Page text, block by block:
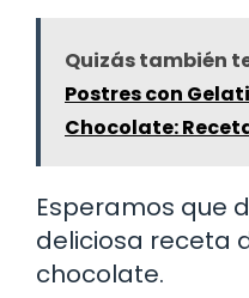
Quizás también
Postres con
Chocolate:
Esperamos que
deliciosa receta
chocolate.